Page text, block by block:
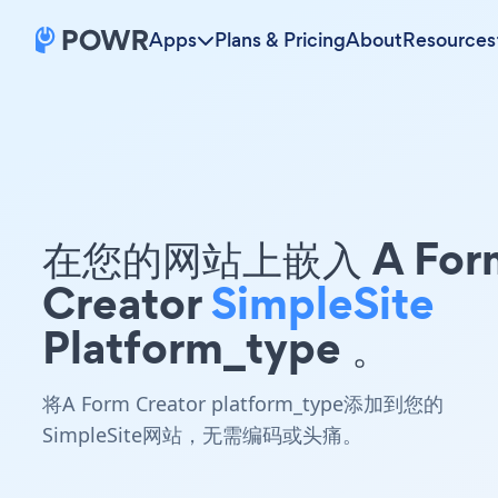
Apps Plans & PricingAboutResources
在您的网站上嵌入 A
CreatorSimpleSite
Platform_type 。
将A Form Creator platform_type添加到您的
SimpleSite网站，无需编码或头痛。